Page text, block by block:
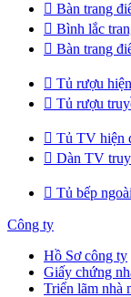
 Bàn trang
 Bình lắc
 Bàn trang
 Tủ rượu
 Tủ rượu
 Tủ TV hiện
 Dàn TV
 Tủ bếp
Công ty
Hồ Sơ công ty
Giấy chứng
Triển lãm nhà